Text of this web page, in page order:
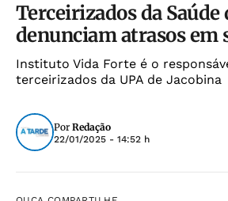
Terceirizados da Saúde
denunciam atrasos em
Instituto Vida Forte é o
terceirizados da UPA de Jacobina
Por Redação
22/01/2025 - 14:52 h